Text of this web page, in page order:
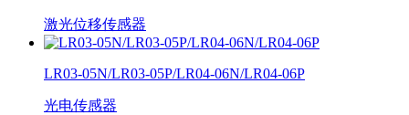
激光位移传感器
LR03-05N/LR03-05P/LR04-06N/LR04-06P
光电传感器